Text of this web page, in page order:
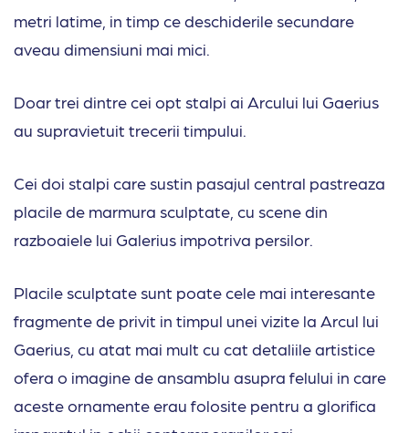
metri latime, in timp ce deschiderile secundare
aveau dimensiuni mai mici.
Doar trei dintre cei opt stalpi ai Arcului lui Gaerius
au supravietuit trecerii timpului.
Cei doi stalpi care sustin pasajul central pastreaza
placile de marmura sculptate, cu scene din
razboaiele lui Galerius impotriva persilor.
Placile sculptate sunt poate cele mai interesante
fragmente de privit in timpul unei vizite la Arcul lui
Gaerius, cu atat mai mult cu cat detaliile artistice
ofera o imagine de ansamblu asupra felului in care
aceste ornamente erau folosite pentru a glorifica